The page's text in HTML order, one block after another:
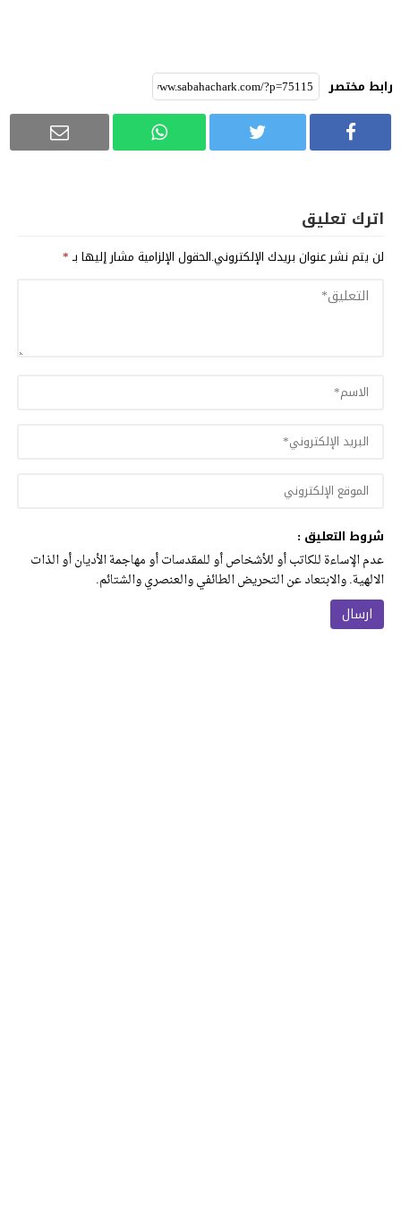
رابط مختصر
اترك تعليق
لن يتم نشر عنوان بريدك الإلكتروني.الحقول الإلزامية مشار إليها بـ*
شروط التعليق :
عدم الإساءة للكاتب أو للأشخاص أو للمقدسات أو مهاجمة الأديان أو الذات
الالهية. والابتعاد عن التحريض الطائفي والعنصري والشتائم.